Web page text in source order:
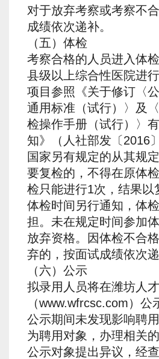
对于放弃考察或考察不
成绩依次递补。
（五）体检
考察合格的人员进入体
县级以上综合性医院进
项目参照《关于修订〈
通用标准（试行）〉及
检操作手册（试行）〉
知》（人社部发〔2016
国家另有规定的从其规
要复检的，不得在原体
检只能进行1次，结果以
体检时间另行通知，体
担。未在规定时间参加
放弃资格。因体检不合
弃的，按面试成绩依次递
（六）公示
拟录用人员将在潍坊人
（www.wfrcsc.com）公
公示期间未发现影响聘
为聘用对象，办理相关
公示对象提出异议，经